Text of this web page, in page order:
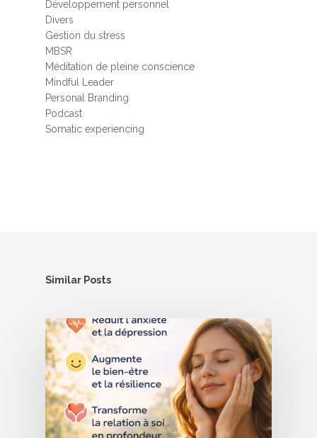
Développement personnel
Divers
Gestion du stress
MBSR
Méditation de pleine conscience
Mindful Leader
Personal Branding
Podcast
Somatic experiencing
Similar Posts